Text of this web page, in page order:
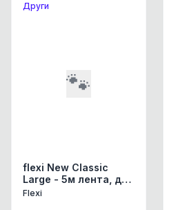
Други
🐾
flexi New Classic
Large - 5м лента, до
50 кг - черен
Flexi